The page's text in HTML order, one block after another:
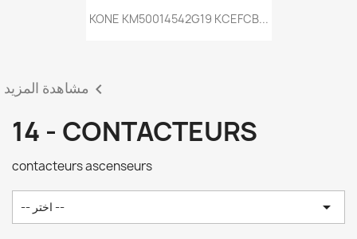
KONE KM50014542G19 KCEFCB...
مشاهدة المزيد 
14 - CONTACTEURS
contacteurs ascenseurs
-- اختر -- 